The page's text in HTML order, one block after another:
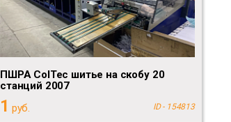
ПШРА ColTec шитье на скобу 20
станций 2007
1 руб. ID - 154813